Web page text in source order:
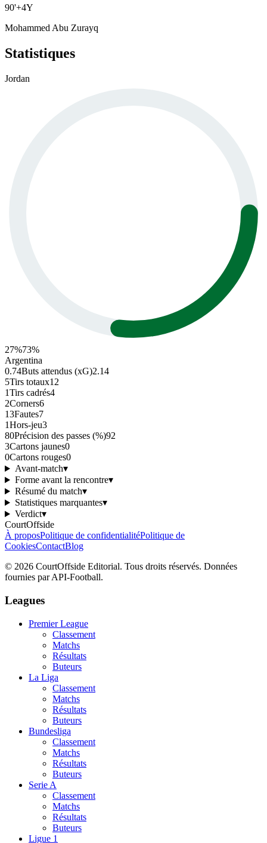
90'+4Y
Mohammed Abu Zurayq
Statistiques
Jordan
27%73%
Argentina
0.74Buts attendus (xG)2.14
5Tirs totaux12
1Tirs cadrés4
2Corners6
13Fautes7
1Hors-jeu3
80Précision des passes (%)92
3Cartons jaunes0
0Cartons rouges0
Avant-match▾
Forme avant la rencontre▾
Résumé du match▾
Statistiques marquantes▾
Verdict▾
CourtOffside
À proposPolitique de confidentialitéPolitique de
CookiesContactBlog
© 2026 CourtOffside Editorial. Tous droits réservés. Données
fournies par API-Football.
Leagues
Premier League
Classement
Matchs
Résultats
Buteurs
La Liga
Classement
Matchs
Résultats
Buteurs
Bundesliga
Classement
Matchs
Résultats
Buteurs
Serie A
Classement
Matchs
Résultats
Buteurs
Ligue 1